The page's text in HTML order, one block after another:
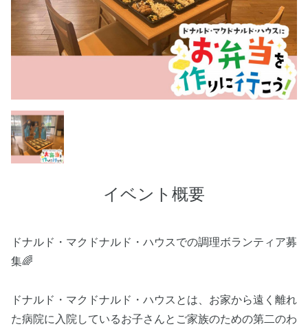
イベント概要
ドナルド・マクドナルド・ハウスでの調理ボランティア募
集🌈
ドナルド・マクドナルド・ハウスとは、お家から遠く離れ
た病院に入院しているお子さんとご家族のための第二のわ